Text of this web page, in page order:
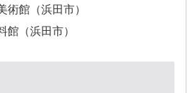
術館（浜田市）
館（浜田市）